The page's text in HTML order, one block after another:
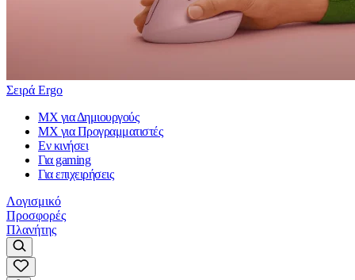
Σειρά Ergo
MX για Δημιουργούς
MX για Προγραμματιστές
Εν κινήσει
Για gaming
Για επιχειρήσεις
Λογισμικό
Προσφορές
Πλανήτης